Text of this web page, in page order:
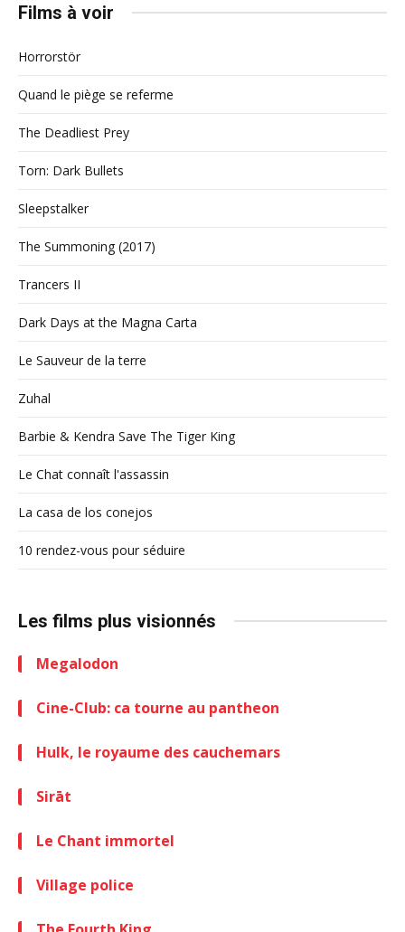
Films à voir
Horrorstör
Quand le piège se referme
The Deadliest Prey
Torn: Dark Bullets
Sleepstalker
The Summoning (2017)
Trancers II
Dark Days at the Magna Carta
Le Sauveur de la terre
Zuhal
Barbie & Kendra Save The Tiger King
Le Chat connaît l'assassin
La casa de los conejos
10 rendez-vous pour séduire
Les films plus visionnés
Megalodon
Cine-Club: ca tourne au pantheon
Hulk, le royaume des cauchemars
Sirāt
Le Chant immortel
Village police